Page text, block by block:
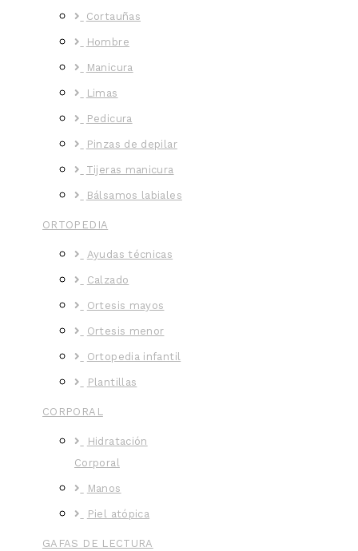
Cortauñas
Hombre
Manicura
Limas
Pedicura
Pinzas de depilar
Tijeras manicura
Bálsamos labiales
ORTOPEDIA
Ayudas técnicas
Calzado
Ortesis mayos
Ortesis menor
Ortopedia infantil
Plantillas
CORPORAL
Hidratación
Corporal
Manos
Piel atópica
GAFAS DE LECTURA